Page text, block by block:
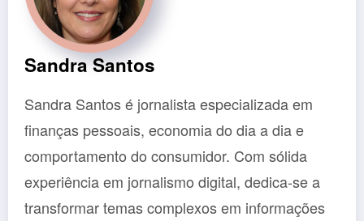
Sandra Santos
Sandra Santos é jornalista especializada em
finanças pessoais, economia do dia a dia e
comportamento do consumidor. Com sólida
experiência em jornalismo digital, dedica-se a
transformar temas complexos em informações